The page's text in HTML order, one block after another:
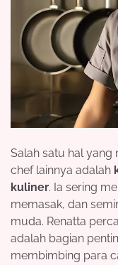
Salah satu hal yang
chef lainnya adalah
kuliner. Ia sering
memasak, dan
muda. Renatta
adalah bagian
membimbing para